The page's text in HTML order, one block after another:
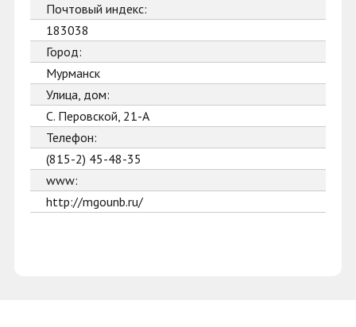
Почтовый индекс:
183038
Город:
Мурманск
Улица, дом:
С. Перовской, 21-А
Телефон:
(815-2) 45-48-35
www:
http://mgounb.ru/